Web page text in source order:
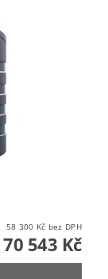
58 300 Kč bez DPH
70 543 Kč